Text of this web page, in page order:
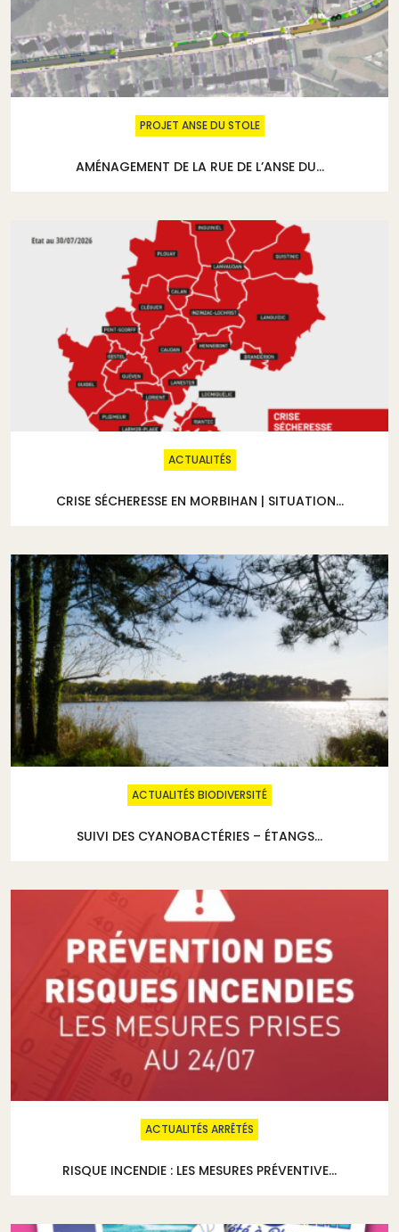
PROJET ANSE DU STOLE
AMÉNAGEMENT DE LA RUE DE L’ANSE DU...
ACTUALITÉS
CRISE SÉCHERESSE EN MORBIHAN | SITUATION...
ACTUALITÉS BIODIVERSITÉ
SUIVI DES CYANOBACTÉRIES – ÉTANGS...
ACTUALITÉS ARRÊTÉS
RISQUE INCENDIE : LES MESURES PRÉVENTIVE...